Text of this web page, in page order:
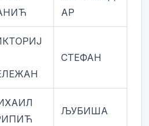
АР
СТЕФАН
ЉУБИША